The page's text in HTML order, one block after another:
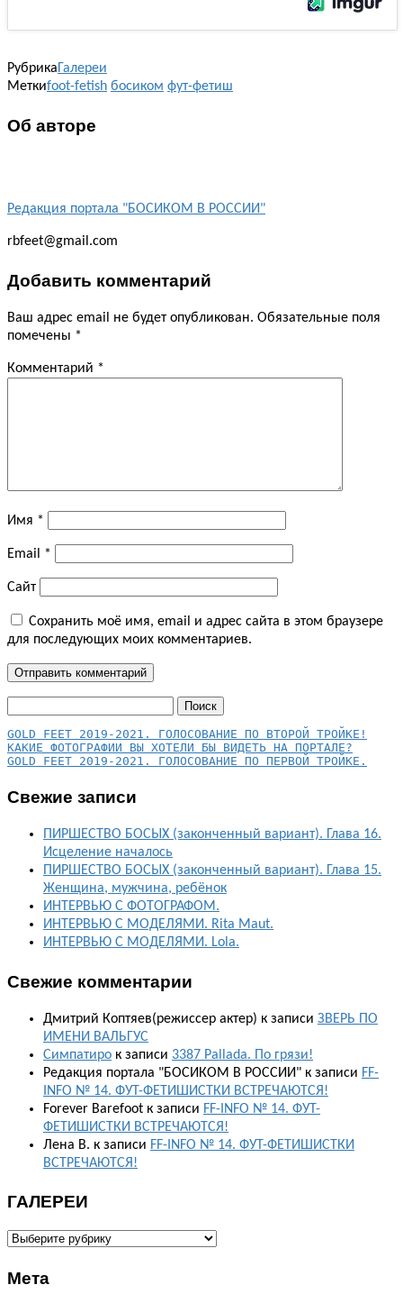
Рубрика Галереи
Меткиfoot-fetish босиком фут-фетиш
Об авторе
Редакция портала "БОСИКОМ В РОССИИ"
rbfeet@gmail.com
Добавить комментарий
Ваш адрес email не будет опубликован. Обязательные поля
помечены *
Комментарий *
Имя *
Email *
Сайт
Сохранить моё имя, email и адрес сайта в этом браузере
для последующих моих комментариев.
КАКИЕ ФОТОГРАФИИ ВЫ ХОТЕЛИ БЫ ВИДЕТЬ НА ПОРТАЛЕ?
GOLD FEET 2019-2021. ГОЛОСОВАНИЕ ПО ПЕРВОЙ ТРОЙКЕ.
Свежие записи
ПИРШЕСТВО БОСЫХ (законченный вариант). Глава 16.
Исцеление началось
ПИРШЕСТВО БОСЫХ (законченный вариант). Глава 15.
Женщина, мужчина, ребёнок
ИНТЕРВЬЮ С ФОТОГРАФОМ.
ИНТЕРВЬЮ С МОДЕЛЯМИ. Rita Maut.
ИНТЕРВЬЮ С МОДЕЛЯМИ. Lola.
Свежие комментарии
Дмитрий Коптяев(режиссер актер) к записи ЗВЕРЬ ПО
ИМЕНИ ВАЛЬГУС
Симпатиро к записи 3387 Pallada. По грязи!
Редакция портала "БОСИКОМ В РОССИИ" к записи FF-
INFO № 14. ФУТ-ФЕТИШИСТКИ ВСТРЕЧАЮТСЯ!
Forever Barefoot к записи FF-INFO № 14. ФУТ-
ФЕТИШИСТКИ ВСТРЕЧАЮТСЯ!
Лена В. к записи FF-INFO № 14. ФУТ-ФЕТИШИСТКИ
ВСТРЕЧАЮТСЯ!
ГАЛЕРЕИ
ГАЛЕРЕИ
Мета